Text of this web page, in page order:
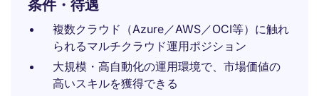
条件・待遇
複数クラウド（Azure／AWS／OCI等）に触れ
られるマルチクラウド運用ポジション
大規模・高自動化の運用環境で、市場価値の
高いスキルを獲得できる